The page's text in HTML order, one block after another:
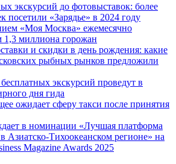
экскурсий до фотовыставок: более
посетили «Зарядье» в 2024 году
«Моя Москва» ежемесячно
1,3 миллиона горожан
и скидки в день рождения: какие
рыбных рынков предложили
экскурсий проведут в
дня гида
ожидает сферу такси после принятия
в номинации «Лучшая платформа
Азиатско-Тихоокеанском регионе» на
Magazine Awards 2025